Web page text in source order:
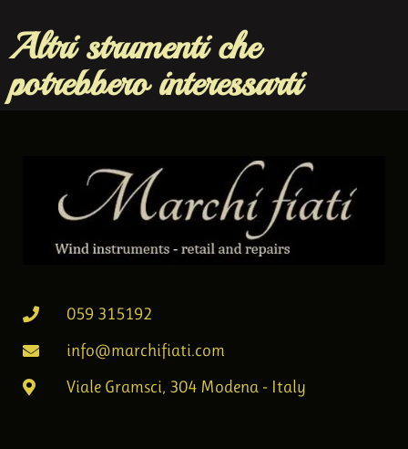
Altri strumenti che
potrebbero interessarti
059 315192
info@marchifiati.com
Viale Gramsci, 304 Modena - Italy